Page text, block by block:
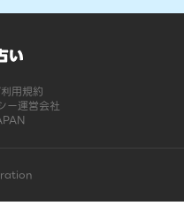
利用規約
ー運営会社
た | LINE占い